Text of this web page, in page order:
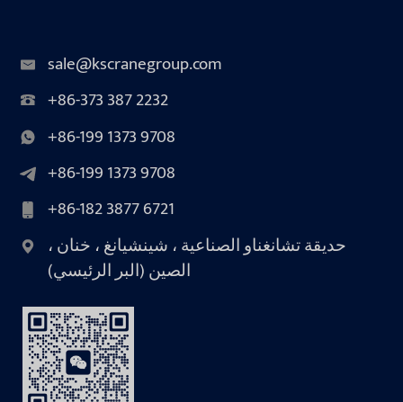
sale@kscranegroup.com
+86-373 387 2232
+86-199 1373 9708
+86-199 1373 9708
+86-182 3877 6721
حديقة تشانغناو الصناعية ، شينشيانغ ، خنان ،
الصين (البر الرئيسي)